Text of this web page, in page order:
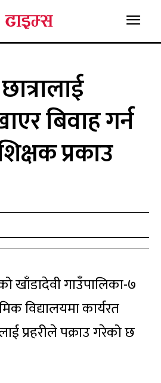
बिवाह गर्न
प्रकाउ
खाँडादेवी गाउँपालिका-७
विद्यालयमा कार्यरत
प्रहरीले पक्राउ गरेको छ